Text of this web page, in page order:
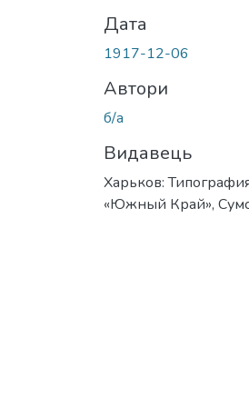
Дата
1917-12-06
Автори
б/а
Видавець
Харьков:
«Южный Край»,